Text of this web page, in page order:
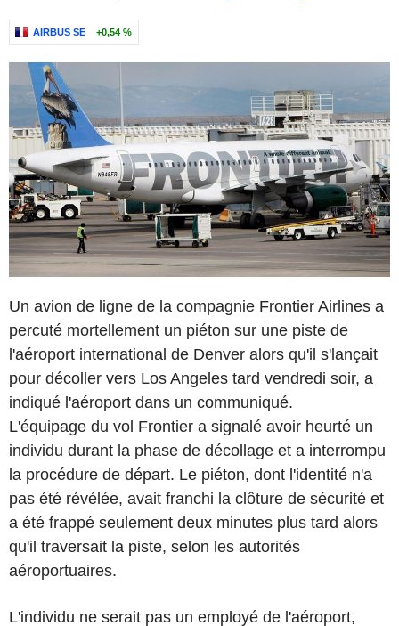
AIRBUS SE +0,54 %
Un avion de ligne de la compagnie Frontier Airlines a
percuté mortellement un piéton sur une piste de
l'aéroport international de Denver alors qu'il s'lançait
pour décoller vers Los Angeles tard vendredi soir, a
indiqué l'aéroport dans un communiqué.
L'équipage du vol Frontier a signalé avoir heurté un
individu durant la phase de décollage et a interrompu
la procédure de départ. Le piéton, dont l'identité n'a
pas été révélée, avait franchi la clôture de sécurité et
a été frappé seulement deux minutes plus tard alors
qu'il traversait la piste, selon les autorités
aéroportuaires.
L'individu ne serait pas un employé de l'aéroport,